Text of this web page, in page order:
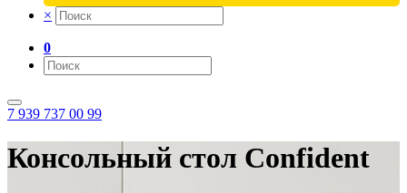
×
0
7 939 737 00 99
Консольный стол Confident